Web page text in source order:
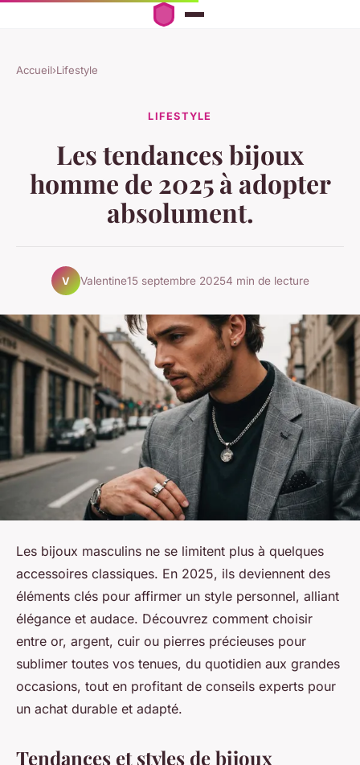
Accueil›Lifestyle
LIFESTYLE
Les tendances bijoux
homme de 2025 à adopter
absolument.
V Valentine15 septembre 20254 min de lecture
Les bijoux masculins ne se limitent plus à quelques
accessoires classiques. En 2025, ils deviennent des
éléments clés pour affirmer un style personnel, alliant
élégance et audace. Découvrez comment choisir
entre or, argent, cuir ou pierres précieuses pour
sublimer toutes vos tenues, du quotidien aux grandes
occasions, tout en profitant de conseils experts pour
un achat durable et adapté.
Tendances et styles de bijoux